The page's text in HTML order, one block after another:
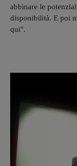
abbinare le
disponibilità. E poi
qui".